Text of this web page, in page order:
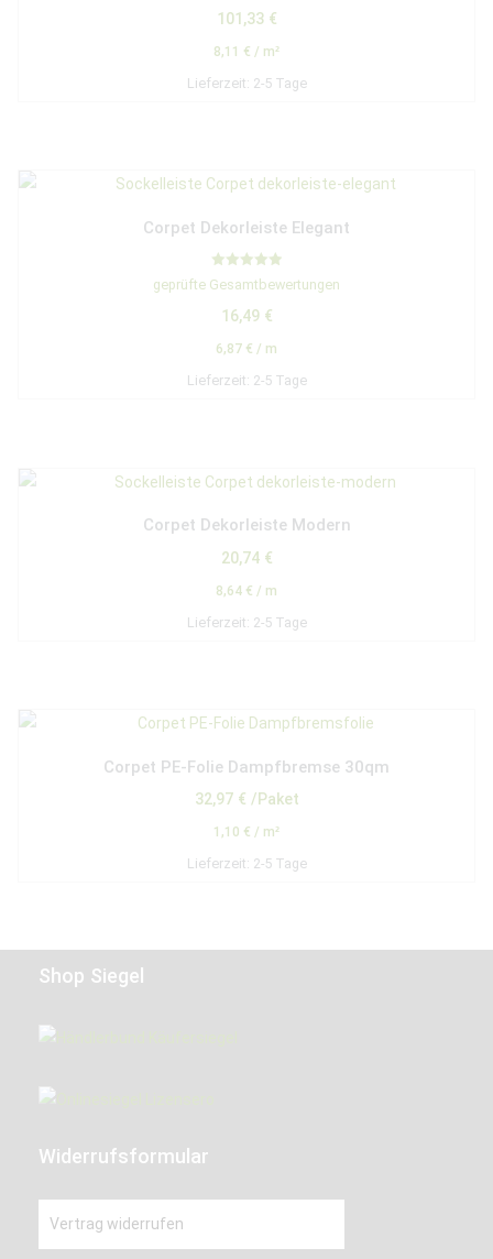
101,33 €
8,11 € / m²
Lieferzeit: 2-5 Tage
Corpet Dekorleiste Elegant
Bewertet mit
5.00
geprüfte Gesamtbewertungen
16,49 €
6,87 € / m
Lieferzeit: 2-5 Tage
Corpet Dekorleiste Modern
20,74 €
8,64 € / m
Lieferzeit: 2-5 Tage
Corpet PE-Folie Dampfbremse 30qm
32,97 € /Paket
1,10 € / m²
Lieferzeit: 2-5 Tage
Shop Siegel
Widerrufsformular
Vertrag widerrufen